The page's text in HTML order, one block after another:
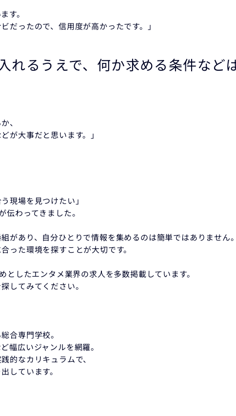
す。
だったので、信用度が高かったです。」
れるうえで、何か求める条件など
、
が大事だと思います。」
現場を見つけたい」
わってきました。
があり、自分ひとりで情報を集めるのは簡単ではありません。
った環境を探すことが大切です。
したエンタメ業界の求人を多数掲載しています。
してみてください。
合専門学校。
幅広いジャンルを網羅。
的なカリキュラムで、
しています。